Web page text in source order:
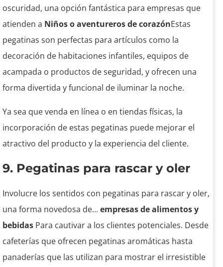
oscuridad, una opción fantástica para empresas que
atienden a Niños o aventureros de corazónEstas
pegatinas son perfectas para artículos como la
decoración de habitaciones infantiles, equipos de
acampada o productos de seguridad, y ofrecen una
forma divertida y funcional de iluminar la noche.
Ya sea que venda en línea o en tiendas físicas, la
incorporación de estas pegatinas puede mejorar el
atractivo del producto y la experiencia del cliente.
9. Pegatinas para rascar y oler
Involucre los sentidos con pegatinas para rascar y oler,
una forma novedosa de... empresas de alimentos y
bebidas Para cautivar a los clientes potenciales. Desde
cafeterías que ofrecen pegatinas aromáticas hasta
panaderías que las utilizan para mostrar el irresistible